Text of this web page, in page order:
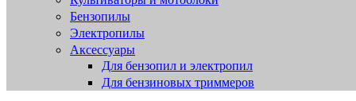
Бензопилы
Электропилы
Аксессуары
Для бензопил и электропил
Для бензиновых триммеров